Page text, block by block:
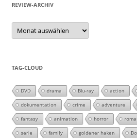
REVIEW-ARCHIV
Review-
Archiv
TAG-CLOUD
DVD drama Blu-ray action
dokumentation crime adventure
fantasy animation horror
serie family goldener haken